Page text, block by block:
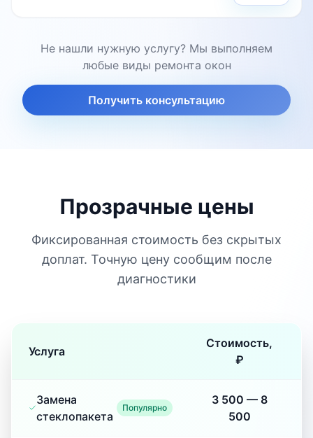
Не нашли нужную услугу? Мы выполняем
любые виды ремонта окон
Получить консультацию
Прозрачные цены
Фиксированная стоимость без скрытых
доплат. Точную цену сообщим после
диагностики
Услуга
Стоимость,
₽
Замена
стеклопакета
Популярно
3 500 — 8
500